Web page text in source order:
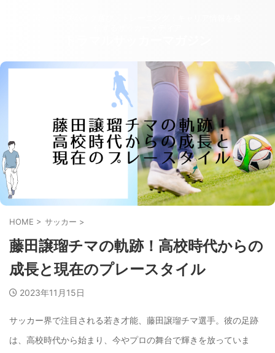
HOME > サッカー >
藤田譲瑠チマの軌跡！高校時代からの
成長と現在のプレースタイル
2023年11月15日
サッカー界で注目される若き才能、藤田譲瑠チマ選手。彼の足跡
は、高校時代から始まり、今やプロの舞台で輝きを放っていま